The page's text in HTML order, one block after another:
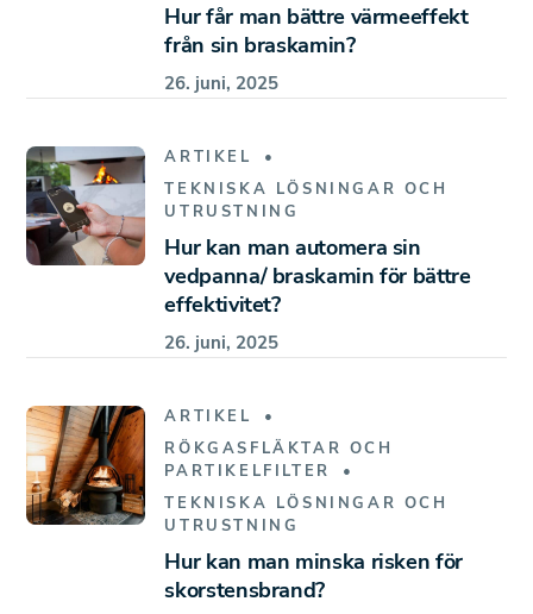
Hur får man bättre värmeeffekt
från sin braskamin?
26. juni, 2025
ARTIKEL
TEKNISKA LÖSNINGAR OCH
UTRUSTNING
Hur kan man automera sin
vedpanna/ braskamin för bättre
effektivitet?
26. juni, 2025
ARTIKEL
RÖKGASFLÄKTAR OCH
PARTIKELFILTER
TEKNISKA LÖSNINGAR OCH
UTRUSTNING
Hur kan man minska risken för
skorstensbrand?